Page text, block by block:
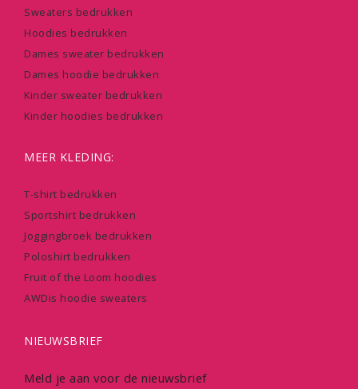
Sweaters bedrukken
Hoodies bedrukken
Dames sweater bedrukken
Dames hoodie bedrukken
Kinder sweater bedrukken
Kinder hoodies bedrukken
MEER KLEDING:
T-shirt bedrukken
Sportshirt bedrukken
Joggingbroek bedrukken
Poloshirt bedrukken
Fruit of the Loom hoodies
AWDis hoodie sweaters
NIEUWSBRIEF
Meld je aan voor de nieuwsbrief